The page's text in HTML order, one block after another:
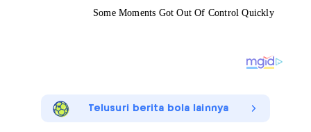
Telusuri berita bola lainnya